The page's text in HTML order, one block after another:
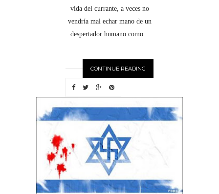
vida del currante, a veces no
vendría mal echar mano de un
despertador humano como...
CONTINUE READING